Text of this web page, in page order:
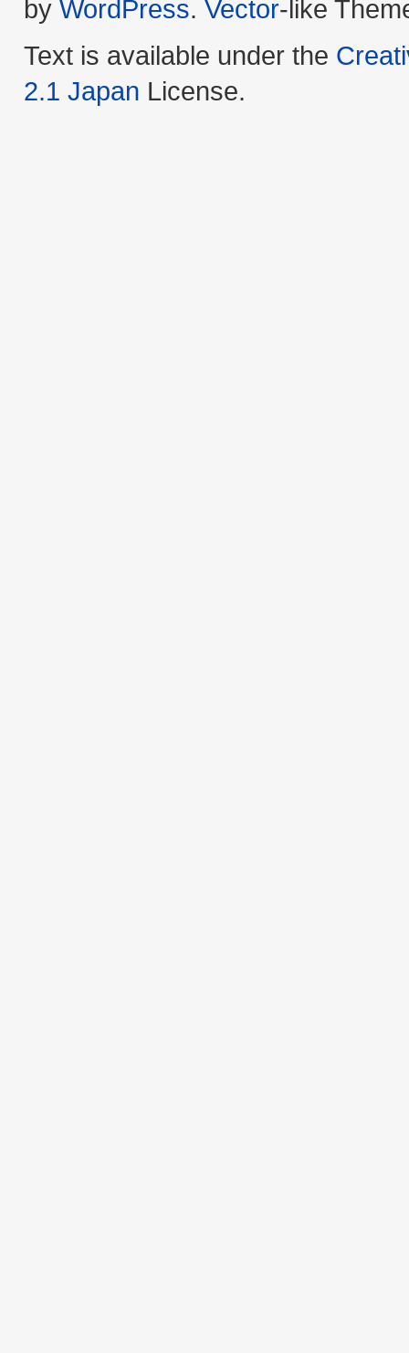
by WordPress. Vector-like
Text is available under the
2.1 Japan License.